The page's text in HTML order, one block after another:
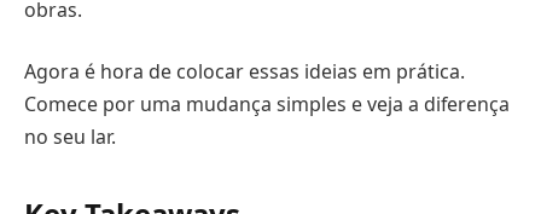
obras.
Agora é hora de colocar essas ideias em prática.
Comece por uma mudança simples e veja a diferença
no seu lar.